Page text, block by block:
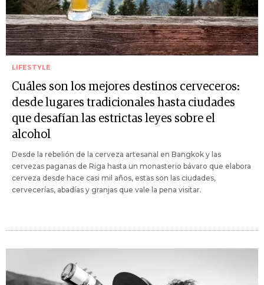
LIFESTYLE
Cuáles son los mejores destinos cerveceros:
desde lugares tradicionales hasta ciudades
que desafían las estrictas leyes sobre el
alcohol
Desde la rebelión de la cerveza artesanal en Bangkok y las
cervezas paganas de Riga hasta un monasterio bávaro que elabora
cerveza desde hace casi mil años, estas son las ciudades,
cervecerías, abadías y granjas que vale la pena visitar.